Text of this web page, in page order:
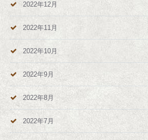
2022年12月
2022年11月
2022年10月
2022年9月
2022年8月
2022年7月